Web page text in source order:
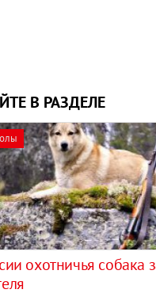
В РАЗДЕЛЕ
охотничья собака